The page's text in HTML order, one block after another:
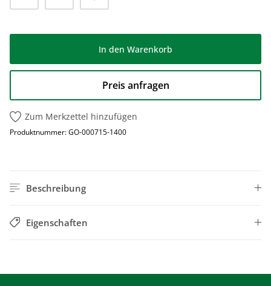
In den Warenkorb
Preis anfragen
Zum Merkzettel hinzufügen
Produktnummer:GO-000715-1400
Beschreibung
Eigenschaften